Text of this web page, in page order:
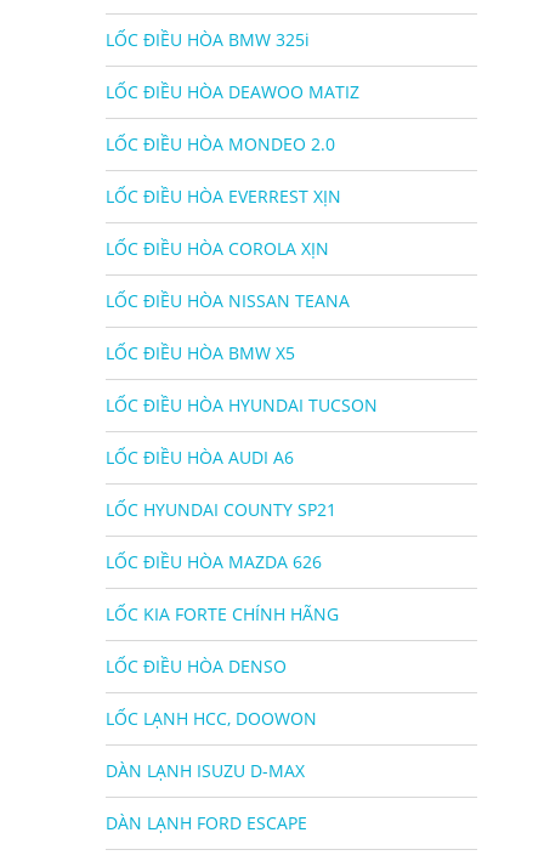
LỐC ĐIỀU HÒA BMW 325i
LỐC ĐIỀU HÒA DEAWOO MATIZ
LỐC ĐIỀU HÒA MONDEO 2.0
LỐC ĐIỀU HÒA EVERREST XỊN
LỐC ĐIỀU HÒA COROLA XỊN
LỐC ĐIỀU HÒA NISSAN TEANA
LỐC ĐIỀU HÒA BMW X5
LỐC ĐIỀU HÒA HYUNDAI TUCSON
LỐC ĐIỀU HÒA AUDI A6
LỐC HYUNDAI COUNTY SP21
LỐC ĐIỀU HÒA MAZDA 626
LỐC KIA FORTE CHÍNH HÃNG
LỐC ĐIỀU HÒA DENSO
LỐC LẠNH HCC, DOOWON
DÀN LẠNH ISUZU D-MAX
DÀN LẠNH FORD ESCAPE